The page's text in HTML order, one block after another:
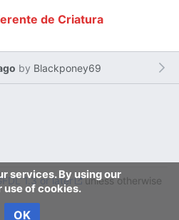
de Criatura
by Blackponey69
services. By using our
use of cookies.
OK
1.3 or later
unless otherwise